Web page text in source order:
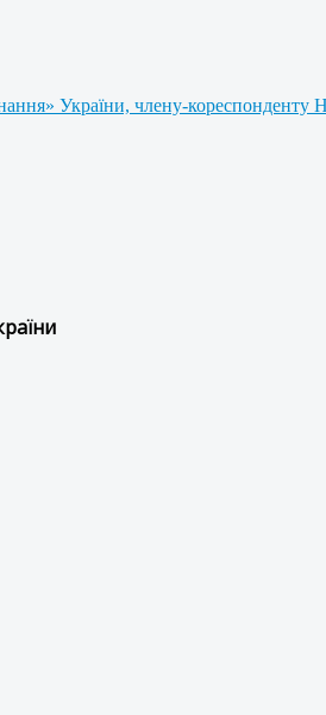
України, члену-